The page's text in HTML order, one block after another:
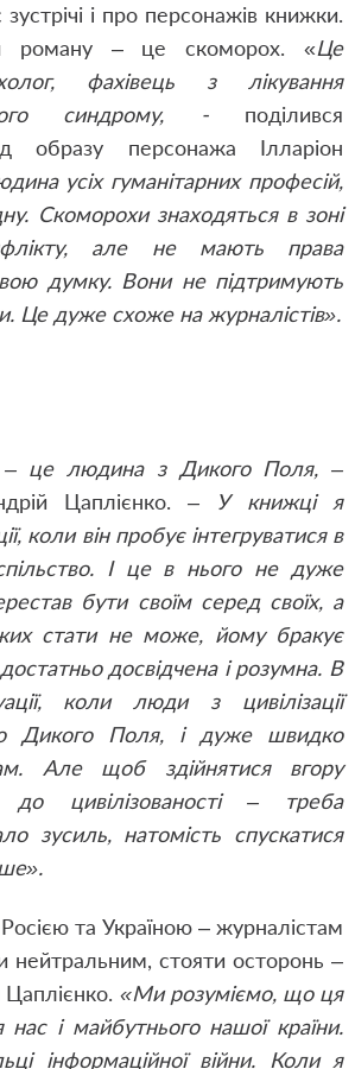
і про персонажів книжки.
роману – це скоморох. «Це
фахівець з лікування
синдрому, - поділився
образу персонажа Ілларіон
усіх гуманітарних професій,
Скоморохи знаходяться в зоні
але не мають права
думку. Вони не підтримують
Це дуже схоже на журналістів».
– це людина з Дикого Поля, –
Цаплієнко. –
У книжці я
коли він пробує інтегруватися в
І це в нього не дуже
бути своїм серед своїх, а
стати не може, йому бракує
досвідчена і розумна. В
коли люди з цивілізації
Дикого Поля, і дуже швидко
Але щоб здійнятися вгору
цивілізованості – треба
зусиль, натомість спускатися
та Україною – журналістам
нейтральним, стояти осторонь –
«Ми розуміємо, що ця
нас і майбутнього нашої країни.
інформаційної війни. Коли я